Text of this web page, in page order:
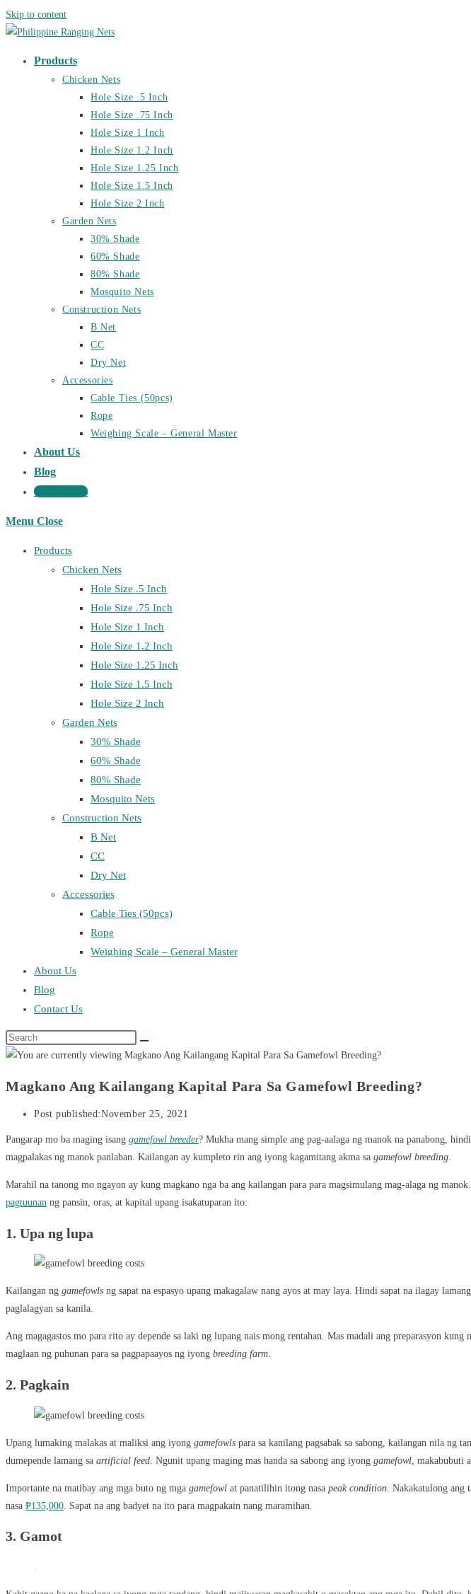
Skip to content
Products
Chicken Nets
Hole Size .5 Inch
Hole Size .75 Inch
Hole Size 1 Inch
Hole Size 1.2 Inch
Hole Size 1.25 Inch
Hole Size 1.5 Inch
Hole Size 2 Inch
Garden Nets
30% Shade
60% Shade
80% Shade
Mosquito Nets
Construction Nets
B Net
CC
Dry Net
Accessories
Cable Ties (50pcs)
Rope
Weighing Scale – General Master
About Us
Blog
Contact Us
Menu Close
Products
Chicken Nets
Hole Size .5 Inch
Hole Size .75 Inch
Hole Size 1 Inch
Hole Size 1.2 Inch
Hole Size 1.25 Inch
Hole Size 1.5 Inch
Hole Size 2 Inch
Garden Nets
30% Shade
60% Shade
80% Shade
Mosquito Nets
Construction Nets
B Net
CC
Dry Net
Accessories
Cable Ties (50pcs)
Rope
Weighing Scale – General Master
About Us
Blog
Contact Us
Magkano Ang Kailangang Kapital Para Sa Gamefowl Breeding?
Post published:November 25, 2021
Pangarap mo ba maging isang gamefowl breeder? Mukha mang simple ang pag-aalaga ng manok na panabong,
magpalakas ng manok panlaban. Kailangan ay kumpleto rin ang iyong kagamitang akma sa gamefowl breeding.
Marahil na tanong mo ngayon ay kung magkano nga ba ang kailangan para para magsimulang mag-alaga ng
pagtuunan ng pansin, oras, at kapital upang isakatuparan ito:
1. Upa ng lupa
Kailangan ng gamefowls ng sapat na espasyo upang makagalaw nang ayos at may laya. Hindi sapat na ilagay
paglalagyan sa kanila.
Ang magagastos mo para rito ay depende sa laki ng lupang nais mong rentahan. Mas madali ang preparasyon
maglaan ng puhunan para sa pagpapaayos ng iyong breeding farm.
2. Pagkain
Upang lumaking malakas at maliksi ang iyong gamefowls para sa kanilang pagsabak sa sabong, kailangan nila ng
dumepende lamang sa artificial feed . Ngunit upang maging mas handa sa sabong ang iyong gamefowl , makabubuti
Importante na matibay ang mga buto ng mga gamefowl at panatilihin itong nasa peak condition . Nakakatulong ang
nasa ₱135,000 . Sapat na ang badyet na ito para magpakain nang maramihan.
3. Gamot